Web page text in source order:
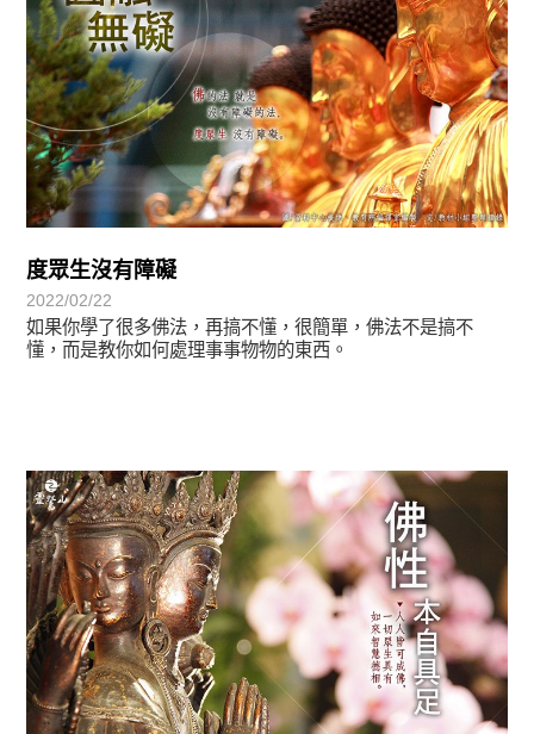
度眾生沒有障礙
2022/02/22
如果你學了很多佛法，再搞不懂，很簡單，佛法不是搞不
懂，而是教你如何處理事事物物的東西。
覺有情-法華期